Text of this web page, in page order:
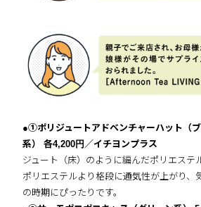
●①ポリジュートアドベンチャーハット（
系） 各4,200円／イチヨンプラス
ジュート（床）のように編んだポリエステ
ポリエステルより格段に通気性が上がり、
の時期にぴったりです。